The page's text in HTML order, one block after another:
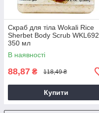
Скраб для тіла Wokali Rice
Sherbet Body Scrub WKL692
350 мл
В наявності
88,87 ₴ 118,49 ₴
Купити